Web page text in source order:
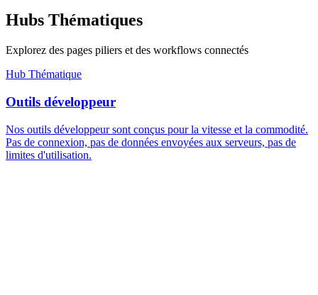
Hubs Thématiques
Explorez des pages piliers et des workflows connectés
Hub Thématique
Outils développeur
Nos outils développeur sont conçus pour la vitesse et la commodité.
Pas de connexion, pas de données envoyées aux serveurs, pas de
limites d'utilisation.